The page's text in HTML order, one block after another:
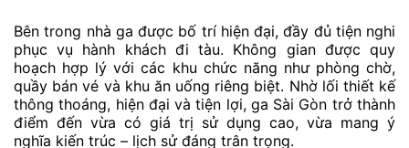
Bên trong nhà ga được bố trí hiện đại, đầy đủ tiện nghi
phục vụ hành khách đi tàu. Không gian được quy
hoạch hợp lý với các khu chức năng như phòng chờ,
quầy bán vé và khu ăn uống riêng biệt. Nhờ lối thiết kế
thông thoáng, hiện đại và tiện lợi, ga Sài Gòn trở thành
điểm đến vừa có giá trị sử dụng cao, vừa mang ý
nghĩa kiến trúc – lịch sử đáng trân trọng.